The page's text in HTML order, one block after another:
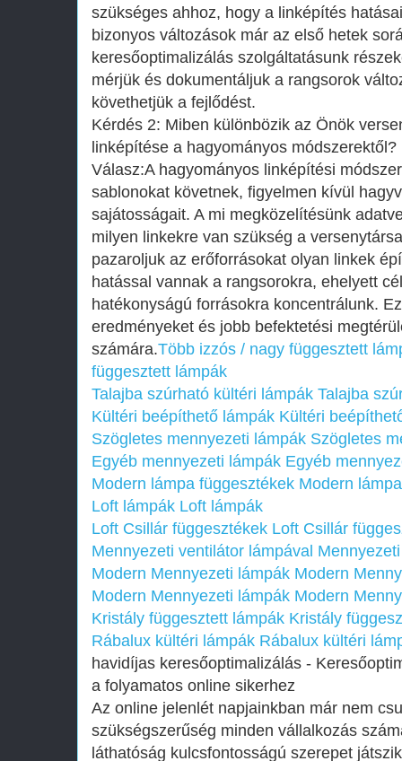
szükséges ahhoz, hogy a linképítés
bizonyos változások már az első hetek
keresőoptimalizálás szolgáltatásunk
mérjük és dokumentáljuk a rangsorok
követhetjük a fejlődést.
Kérdés 2: Miben különbözik az Önök
linképítése a hagyományos módszerektől?
Válasz:A hagyományos linképítési
sablonokat követnek, figyelmen kívül
sajátosságait. A mi megközelítésünk
milyen linkekre van szükség a
pazaroljuk az erőforrásokat olyan linkek
hatással vannak a rangsorokra, ehelyett
hatékonyságú forrásokra koncentrálunk.
eredményeket és jobb befektetési
számára.Több izzós / nagy függesztett
függesztett lámpák
Talajba szúrható kültéri lámpák Talajba
Kültéri beépíthető lámpák Kültéri
Szögletes mennyezeti lámpák Szögletes
Egyéb mennyezeti lámpák Egyéb
Modern lámpa függesztékek Modern
Loft lámpák Loft lámpák
Loft Csillár függesztékek Loft Csillár
Mennyezeti ventilátor lámpával
Modern Mennyezeti lámpák Modern
Modern Mennyezeti lámpák Modern
Kristály függesztett lámpák Kristály
Rábalux kültéri lámpák Rábalux kültéri
havidíjas keresőoptimalizálás -
a folyamatos online sikerhez
Az online jelenlét napjainkban már nem
szükségszerűség minden vállalkozás
láthatóság kulcsfontosságú szerepet